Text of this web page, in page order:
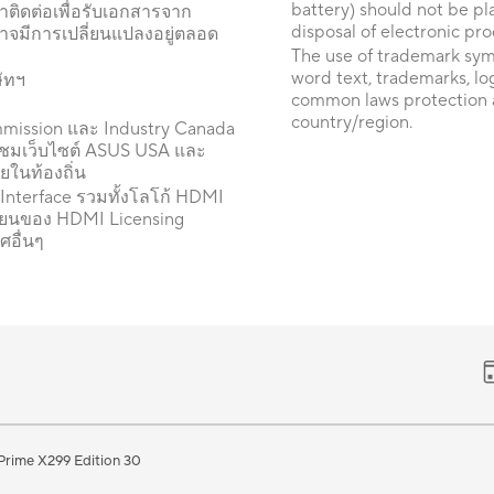
ต่อเพื่อรับเอกสารจาก
มีการเปลี่ยนแปลงอยู่ตลอด
ฯ
และ Industry Canada
เว็บไซต์ ASUS USA และ
ในท้องถิ่น
รวมทั้งโลโก้ HDMI
ของ HDMI Licensing
อื่นๆ
battery) should not be
disposal of electronic
The use of trademark
word text, trademarks,
common laws protection
country/region.
X299 Edition 30